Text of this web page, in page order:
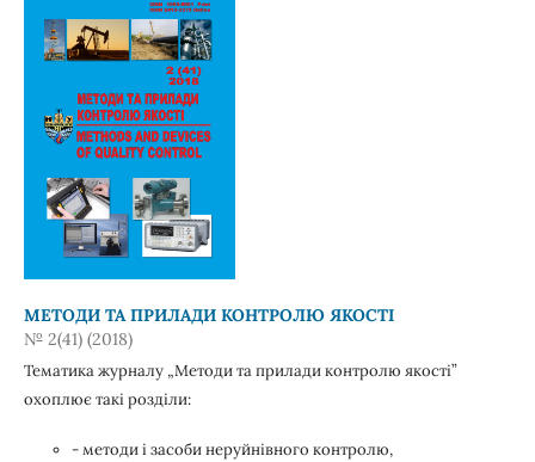
МЕТОДИ ТА ПРИЛАДИ КОНТРОЛЮ ЯКОСТІ
№ 2(41) (2018)
Тематика журналу „Методи та прилади контролю якості”
охоплює такі розділи:
- методи і засоби неруйнівного контролю,